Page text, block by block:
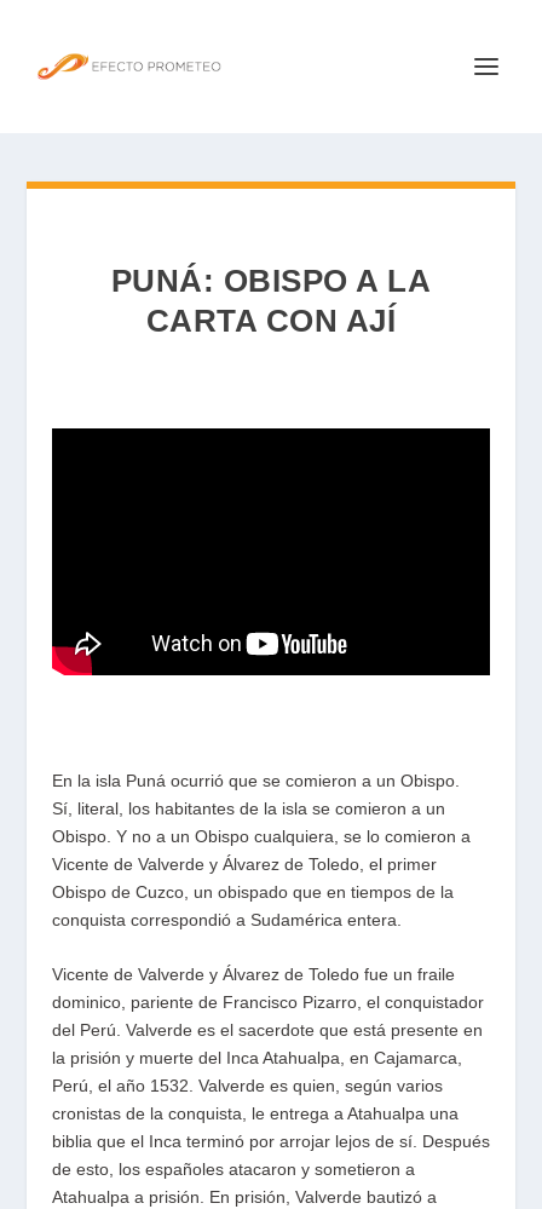
PUNÁ: OBISPO A LA
CARTA CON AJÍ
En la isla Puná ocurrió que se comieron a un Obispo.
Sí, literal, los habitantes de la isla se comieron a un
Obispo. Y no a un Obispo cualquiera, se lo comieron a
Vicente de Valverde y Álvarez de Toledo, el primer
Obispo de Cuzco, un obispado que en tiempos de la
conquista correspondió a Sudamérica entera.
Vicente de Valverde y Álvarez de Toledo fue un fraile
dominico, pariente de Francisco Pizarro, el conquistador
del Perú. Valverde es el sacerdote que está presente en
la prisión y muerte del Inca Atahualpa, en Cajamarca,
Perú, el año 1532. Valverde es quien, según varios
cronistas de la conquista, le entrega a Atahualpa una
biblia que el Inca terminó por arrojar lejos de sí. Después
de esto, los españoles atacaron y sometieron a
Atahualpa a prisión. En prisión, Valverde bautizó a